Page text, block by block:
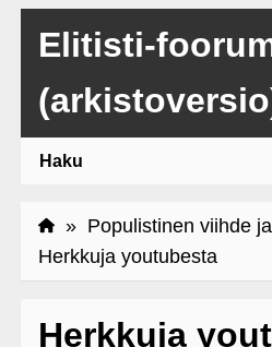
Elitisti-
Haku
» Populistinen viihde
Herkkuja youtubesta
Herkkuja